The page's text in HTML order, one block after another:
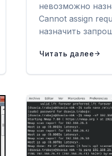
невозможно
Cannot assign
назначить
Читать далее